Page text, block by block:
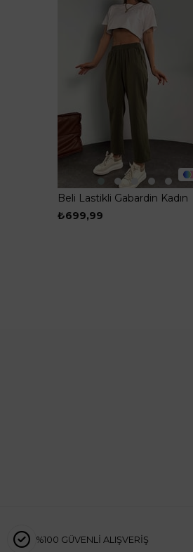
Beli Lastikli Gabardin Kadın
Pantolon Haki
₺699,99
%100 GÜVENLİ ALIŞVERİŞ